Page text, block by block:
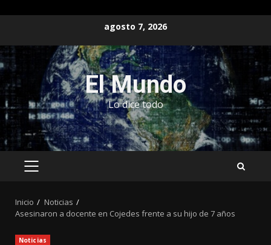
contenido
agosto 7, 2026
El Mundo
Lo dice todo
MENÚ
Inicio
Noticias
Asesinaron a docente en Cojedes frente a su hijo de 7 años
Noticias